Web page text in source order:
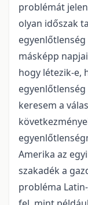
problémát
olyan időszak
másképp
hogy létezik-e,
keresem a
Amerika az
szakadék a
probléma